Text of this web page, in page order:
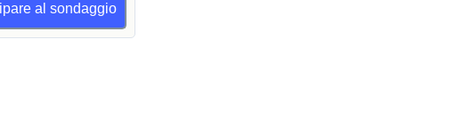
al sondaggio